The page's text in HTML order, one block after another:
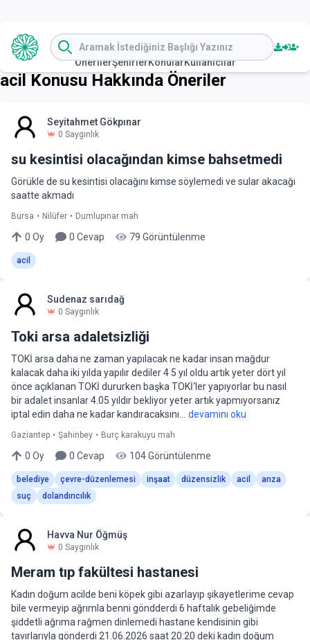
ÖnerilerŞehirlerKonularKullanıcılar
acil Konusu Hakkında Öneriler
Seyitahmet Gökpınar
0 Saygınlık
su kesintisi olacağından kimse bahsetmedi
Görükle de su kesintisi olacağını kimse söylemedi ve sular akacağı
saatte akmadı
Bursa • Nilüfer • Dumlupınar mah
0 Oy 0 Cevap 79 Görüntülenme
acil
Sudenaz sarıdağ
0 Saygınlık
Toki arsa adaletsizliği
TOKİ arsa daha ne zaman yapılacak ne kadar insan mağdur
kalacak daha iki yılda yapılır dediler 4 5 yıl oldu artık yeter dört yıl
önce açıklanan TOKİ dururken başka TOKİ‘ler yapıyorlar bu nasıl
bir adalet insanlar 4.05 yıldır bekliyor yeter artık yapmıyorsanız
iptal edin daha ne kadar kandıracaksını...
devamını oku
Gaziantep • Şahinbey • Burç karakuyu mah
0 Oy 0 Cevap 104Görüntülenme
belediye çevre-düzenlemesi inşaat düzensizlik acil
arıza
suç
dolandırıcılık
Havva Nur Öğmüş
0 Saygınlık
Meram tıp fakültesi hastanesi
Kadın doğum acilde beni köpek gibi azarlayıp şikayetlerime cevap
bile vermeyip ağrımla benni göndderdi 6 haftalık gebeliğimde
şiddetli ağrıma rağmen dinlemedi hastane kendisinin gibi
tavırlarıyla gönderdi 21.06.2026 saat 20:20 deki kadın doğum